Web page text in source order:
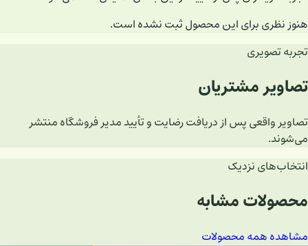
هنوز نظری برای این محصول ثبت نشده است.
تجربه تصویری
تصاویر مشتریان
تصاویر واقعی پس از دریافت رضایت و تأیید مدیر فروشگاه منتشر
می‌شوند.
انتخاب‌های نزدیک
محصولات مشابه
مشاهده همه محصولات